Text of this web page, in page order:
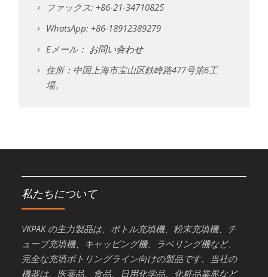
ファックス: +86-21-34710825
WhatsApp: +86-18912389279
Eメール： お問い合わせ
住所：中国上海市宝山区鉄峰路477号第6工
場。
私たちについて
VKPAK の主力製品は、ボトル充填機、粉末充填機、チ
ューブ充填機、キャッピング機、ラベリング機など、
完全な充填ボトリングライン向けの製品です。当社の
機器は、医薬品、食品、日用化学品、化粧品業界など